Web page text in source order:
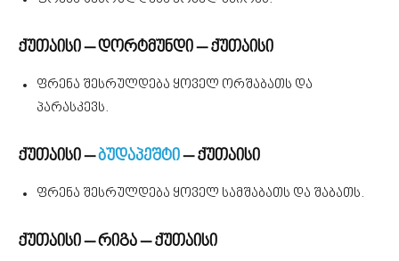
ქუთაისი – დორტმუნდი – ქუთაისი
ფრენა შესრულდება ყოველ ორშაბათს და
პარასკევს.
ქუთაისი –ბუდაპეშტი– ქუთაისი
ფრენა შესრულდება ყოველ სამშაბათს და შაბათს.
ქუთაისი – რიგა – ქუთაისი